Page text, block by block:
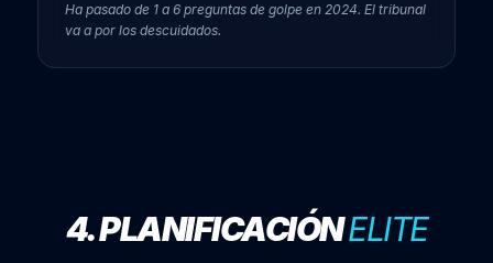
Ha pasado de 1 a 6 preguntas de golpe en 2024. El tribunal
va a por los descuidados.
4. PLANIFICACIÓNELITE